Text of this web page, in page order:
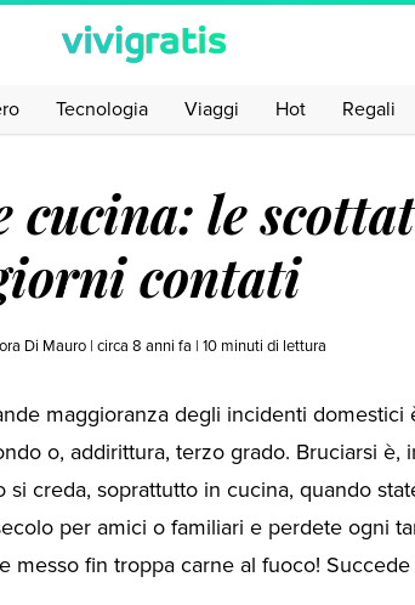
Tecnologia Viaggi Hot Regali
cucina: le
contati
Di Mauro | circa 8 anni fa | 10minuti di lettura
maggioranza degli incidenti domestici
o, addirittura, terzo grado. Bruciarsi è,
creda, soprattutto in cucina, quando
per amici o familiari e perdete ogni
messo fin troppa carne al fuoco! Succede